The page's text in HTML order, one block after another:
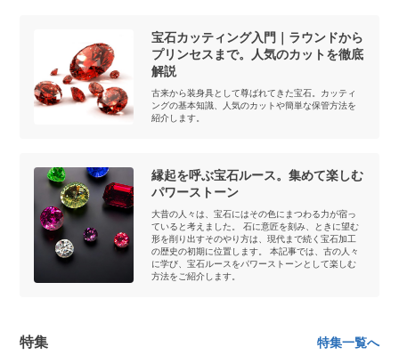
宝石カッティング入門｜ラウンドから
プリンセスまで。人気のカットを徹底
解説
古来から装身具として尊ばれてきた宝石。カッティ
ングの基本知識、人気のカットや簡単な保管方法を
紹介します。
縁起を呼ぶ宝石ルース。集めて楽しむ
パワーストーン
大昔の人々は、宝石にはその色にまつわる力が宿っ
ていると考えました。 石に意匠を刻み、ときに望む
形を削り出すそのやり方は、現代まで続く宝石加工
の歴史の初期に位置します。 本記事では、古の人々
に学び、宝石ルースをパワーストーンとして楽しむ
方法をご紹介します。
特集 特集一覧へ